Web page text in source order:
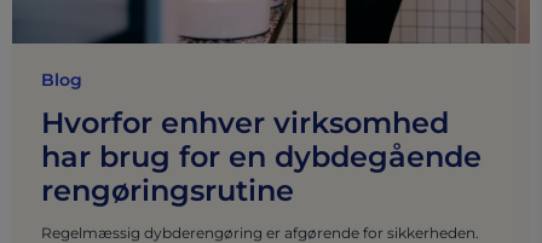
Blog
Hvorfor enhver virksomhed
har brug for en dybdegående
rengøringsrutine
Regelmæssig dybderengøring er afgørende for sikkerheden.